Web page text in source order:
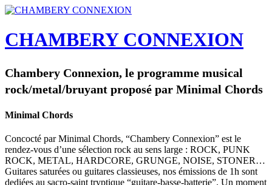
CHAMBERY CONNEXION
Chambery Connexion, le programme musical
rock/metal/bruyant proposé par Minimal Chords
Minimal Chords
Concocté par Minimal Chords, “Chambery Connexion” est le
rendez-vous d’une sélection rock au sens large : ROCK, PUNK
ROCK, METAL, HARDCORE, GRUNGE, NOISE, STONER…
Guitares saturées ou guitares classieuses, nos émissions de 1h sont
dediées au sacro-saint tryptique “guitare-basse-batterie”. Un moment